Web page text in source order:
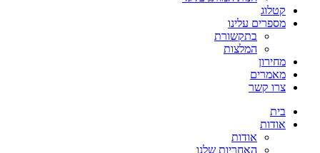
קטלוג
מספרים עלינו
בתקשורת
המלצות
מחירון
מאמרים
צרו קשר
בית
אודות
אודות
האחריות שלנו